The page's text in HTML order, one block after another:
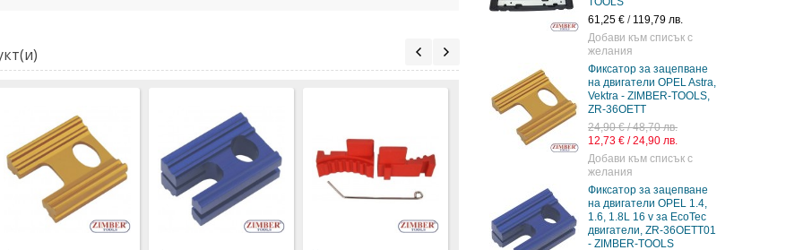
61,25 € / 119,79 лв.
Добави към списък с
желания
Фиксатор за зацепване
на двигатели OPEL Astra,
Vektra - ZIMBER-TOOLS,
ZR-36OETT
24,90 € / 48,70 лв.
12,73 € / 24,90 лв.
Добави към списък с
желания
Фиксатор за зацепване
на двигатели OPEL 1.4,
1.6, 1.8L 16 v за EcoTec
двигатели, ZR-36OETT01
- ZIMBER-TOOLS
К-т за зацепване на
двигатели Opel 1.6D,
1.7D/TD (86-) - ZIMBER -
TOOLS
К-т за зацепване на
двигатели OPEL
1.9CDTI SAAB-1.9DTI-
ZK-1297